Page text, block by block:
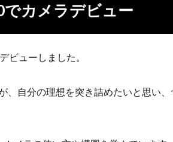
でカメラデビュー
ビューしました。
、自分の理想を突き詰めたいと思い